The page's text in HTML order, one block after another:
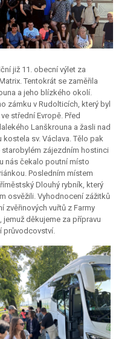
již 11. obecní výlet za
Tentokrát se zaměřila
a jeho blízkého okolí.
zámku v Rudolticích, který byl
střední Evropě. Před
Lanškrouna a žasli nad
sv. Václava. Tělo pak
zájezdním hostinci
nás čekalo poutní místo
Posledním místem
Dlouhý rybník, který
osvěžili. Vyhodnocení zážitků
zvěřinových vuřtů z Farmy
jemuž děkujeme za přípravu
průvodcovství.